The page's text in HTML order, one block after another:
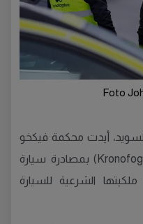
Foto
أيدت محكمة فيكخو
(Kronofogden) بمصادرة سيارة
الشرعية للسيارة